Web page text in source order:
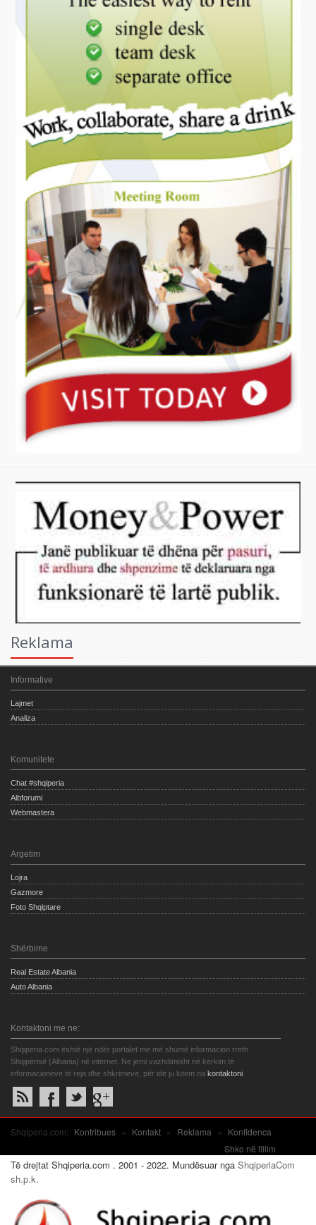
Reklama
Informative
Lajmet
Analiza
Komunitete
Chat #shqiperia
Albforumi
Webmastera
Argetim
Lojra
Gazmore
Foto Shqiptare
Shërbime
Real Estate Albania
Auto Albania
Kontaktoni me ne:
Shqiperia.com është një ndër portalet me më shumë informacion rreth
Shqipërisë (Albania) në internet. Ne jemi vazhdimisht në kërkim të
informacioneve të reja dhe shkrimeve, për ide ju lutem na kontaktoni
Shqiperia.com: Kontribues » Kontakt » Reklama »
Konfidenca
Shko në fillim
Të drejtat Shqiperia.com . 2001 - 2022. Mundësuar nga ShqiperiaCom
sh.p.k.